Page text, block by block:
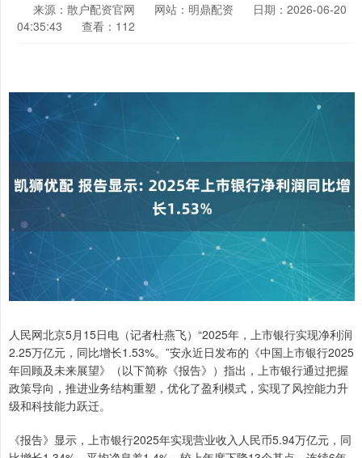
来源：散户配资官网 网站：明鼎配资
日期：2026-06-20
04:35:43
查看：112
人民网北京5月15日电（记者杜燕飞）“2025年，上市银行实现净利润
2.25万亿元，同比增长1.53%。”安永近日发布的《中国上市银行2025
年回顾及未来展望》（以下简称《报告》）指出，上市银行通过把握
政策导向，推进业务结构重塑，优化了盈利模式，实现了风控能力升
级和科技能力跃迁。
《报告》显示，上市银行2025年实现营业收入人民币5.94万亿元，同